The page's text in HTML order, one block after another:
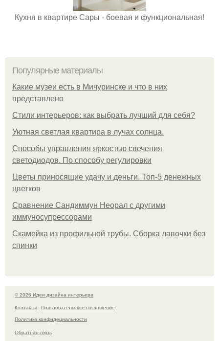
Кухня в квартире Сары - боевая и функциональная!
Популярные материалы
Какие музеи есть в Мичуринске и что в них
представлено
Стили интерьеров: как выбрать лучший для себя?
Уютная светлая квартира в лучах солнца.
Способы управления яркостью свечения
светодиодов. По способу регулировки
Цветы приносящие удачу и деньги. Топ-5 денежных
цветков
Сравнение Сандиммун Неорал с другими
иммуносупрессорами
Скамейка из профильной трубы. Сборка лавочки без
спинки
© 2026 Идеи дизайна интерьера
Контакты
Пользовательское соглашение
Политика конфидециальности
Обратная связь